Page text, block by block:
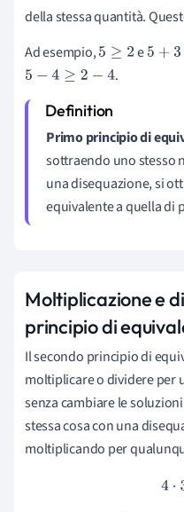
della stessa quantità.
Ad esempio,5 ≥2 e5+3≥ 2
5−4≥2−4 .
Primo principio di
sottraendo uno stesso
una disequazione, si
equivalente a quella di
Moltiplicazione e
principio di
Il secondo principio di
moltiplicare o dividere per
senza cambiare le
stessa cosa con una
moltiplicando per
4